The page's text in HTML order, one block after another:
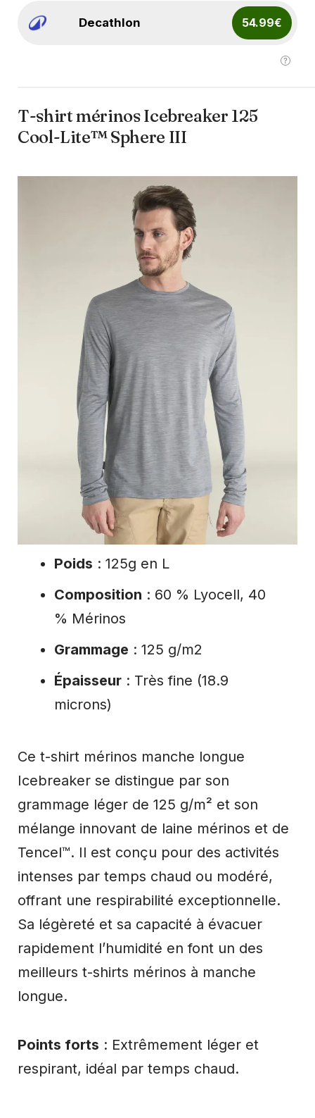
Decathlon 54.99€
T-shirt mérinos Icebreaker 125
Cool-Lite™ Sphere III
Poids : 125g en L
Composition : 60 % Lyocell, 40
% Mérinos
Grammage : 125 g/m2
Épaisseur: Très fine (18.9
microns)
Ce t-shirt mérinos manche longue
Icebreaker se distingue par son
grammage léger de 125 g/m² et son
mélange innovant de laine mérinos et de
Tencel™. Il est conçu pour des activités
intenses par temps chaud ou modéré,
offrant une respirabilité exceptionnelle.
Sa légèreté et sa capacité à évacuer
rapidement l’humidité en font un des
meilleurs t-shirts mérinos à manche
longue.
Points forts : Extrêmement léger et
respirant, idéal par temps chaud.